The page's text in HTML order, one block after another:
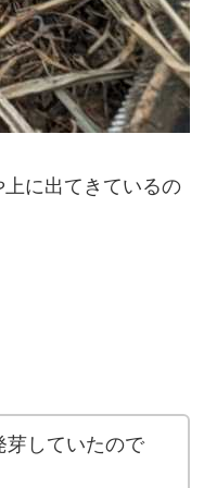
に出てきているの
芽していたので